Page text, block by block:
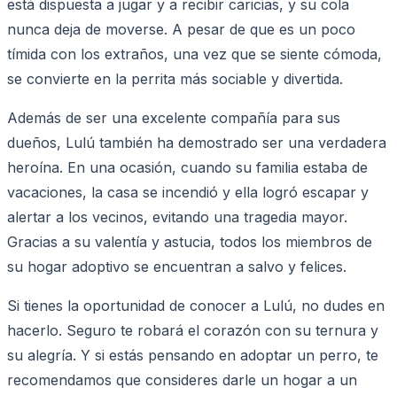
está dispuesta a jugar y a recibir caricias, y su cola
nunca deja de moverse. A pesar de que es un poco
tímida con los extraños, una vez que se siente cómoda,
se convierte en la perrita más sociable y divertida.
Además de ser una excelente compañía para sus
dueños, Lulú también ha demostrado ser una verdadera
heroína. En una ocasión, cuando su familia estaba de
vacaciones, la casa se incendió y ella logró escapar y
alertar a los vecinos, evitando una tragedia mayor.
Gracias a su valentía y astucia, todos los miembros de
su hogar adoptivo se encuentran a salvo y felices.
Si tienes la oportunidad de conocer a Lulú, no dudes en
hacerlo. Seguro te robará el corazón con su ternura y
su alegría. Y si estás pensando en adoptar un perro, te
recomendamos que consideres darle un hogar a un